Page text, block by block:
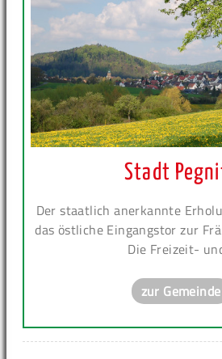
Stadt
Der staatlich anerkannte
das östliche Eingangstor zur
Die Freizeit-
zur Gemeinde